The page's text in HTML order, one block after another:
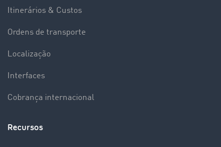
Itinerários & Custos
Ordens de transporte
Localização
Interfaces
Cobrança internacional
Recursos